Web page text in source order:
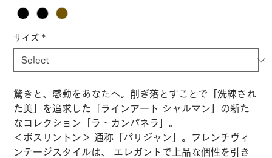
サイズ *
驚きと、感動をあなたへ。削ぎ落とすことで「洗練され
た美」を追求した「ラインアート シャルマン」の新た
なコレクション「ラ・カンパネラ」。
＜ボスリントン＞ 通称「パリジャン」。フレンチヴィ
ンテージスタイルは、 エレガントで上品な個性を引き